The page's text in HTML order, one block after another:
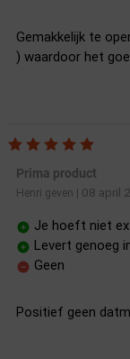
Gemakkelijk te
) waardoor het
Prima product
Henri geven 08 april
Je hoeft niet
Levert genoeg
Geen
Positief geen